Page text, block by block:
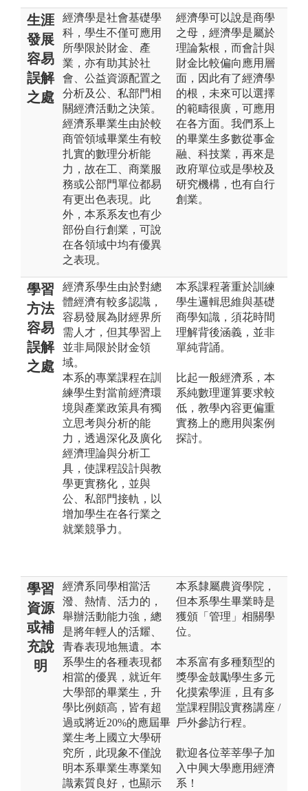
生涯
發展
容易
誤解
之處
經濟學是社會基礎學
科，學生不僅可應用
所學限於財金、產
業，亦有助其於社
會、公益資源配置之
分析及公、私部門相
關經濟活動之決策。
經濟系畢業生由於較
商管領域畢業生有較
扎實的數理分析能
力，故在工、商業服
務或公部門單位都易
有更出色表現。此
外，本系系友也有少
部份自行創業，可說
在各領域中均有優異
之表現。
經濟學可以說是商學
之母，經濟學是屬於
理論紮根，而會計與
財金比較偏向應用層
面，因此有了經濟學
的根，未來可以選擇
的範疇很廣，可應用
在各方面。我們系上
的畢業生多數從事金
融、科技業，再來是
政府單位或是學校及
研究機構，也有自行
創業。
學習
方法
容易
誤解
之處
經濟系學生由於對總
體經濟有較多認識，
容易發展為財經界所
需人才，但其學習上
並非局限於財金領
域。
本系的專業課程在訓
練學生對當前經濟環
境與產業政策具有獨
立思考與分析的能
力，透過深化及廣化
經濟理論與分析工
具，使課程設計與教
學更實務化，並與
公、私部門接軌，以
增加學生在各行業之
就業競爭力。
本系課程著重於訓練
學生邏輯思維與基礎
商學知識，須花時間
理解背後涵義，並非
單純背誦。
比起一般經濟系，本
系純數理運算要求較
低，教學內容更偏重
實務上的應用與案例
探討。
學習
資源
或補
充說
明
經濟系同學相當活
潑、熱情、活力的，
舉辦活動能力強，總
是將年輕人的活耀、
青春表現地無遺。本
系學生的各種表現都
相當的優異，就近年
大學部的畢業生，升
學比例頗高，皆有超
過或將近20%的應屆畢
業生考上國立大學研
究所，此現象不僅說
明本系畢業生專業知
識素質良好，也顯示
本系隸屬農資學院，
但本系學生畢業時是
獲頒「管理」相關學
位。
本系富有多種類型的
獎學金鼓勵學生多元
化摸索學涯，且有多
堂課程開設實務講座 /
戶外參訪行程。
歡迎各位莘莘學子加
入中興大學應用經濟
系！